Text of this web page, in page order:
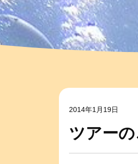
2014年1月19日
ツアー